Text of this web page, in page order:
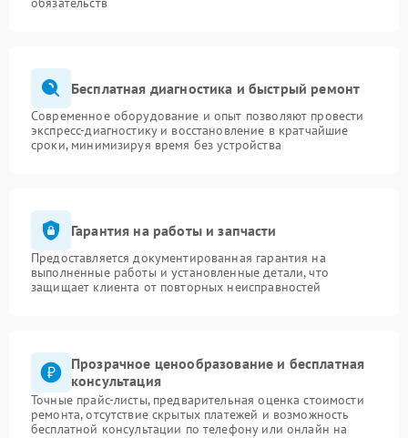
Бесплатная диагностика и быстрый ремонт
Современное оборудование и опыт позволяют провести
экспресс-диагностику и восстановление в кратчайшие
сроки, минимизируя время без устройства
Гарантия на работы и запчасти
Предоставляется документированная гарантия на
выполненные работы и установленные детали, что
защищает клиента от повторных неисправностей
Прозрачное ценообразование и бесплатная
консультация
Точные прайс-листы, предварительная оценка стоимости
ремонта, отсутствие скрытых платежей и возможность
бесплатной консультации по телефону или онлайн на